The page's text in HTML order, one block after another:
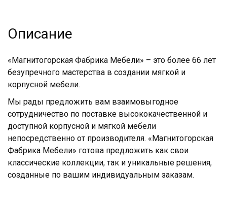
Описание
«Магнитогорская Фабрика Мебели» – это более 66 лет
безупречного мастерства в создании мягкой и
корпусной мебели.
Мы рады предложить вам взаимовыгодное
сотрудничество по поставке высококачественной и
доступной корпусной и мягкой мебели
непосредственно от производителя. «Магнитогорская
Фабрика Мебели» готова предложить как свои
классические коллекции, так и уникальные решения,
созданные по вашим индивидуальным заказам.